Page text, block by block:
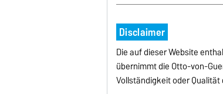
Disclaimer
Die auf dieser Website
übernimmt die Otto-von-
Vollständigkeit oder